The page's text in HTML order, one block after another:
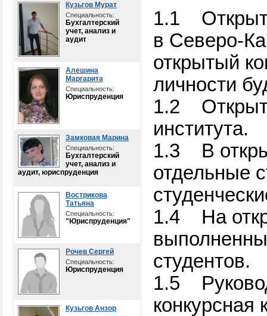
Кузьгов Мурат
Специальность:
Бухгалтерский
учет, анализ и
аудит
Алешина
Маргарита
Специальность:
Юриспруденция
Замковая Марина
Специальность:
Бухгалтерский
учет, анализ и
аудит, юриспруденция
Вострикова
Татьяна
Специальность:
"Юриспруденция"
Рочев Сергей
Специальность:
Юриспруденция
Кузьгов Анзор
1.1
в Северо-
открытый
личности
1.2
института.
1.3
В
отдельные
1.4
На
студентов.
1.5
конкурсная